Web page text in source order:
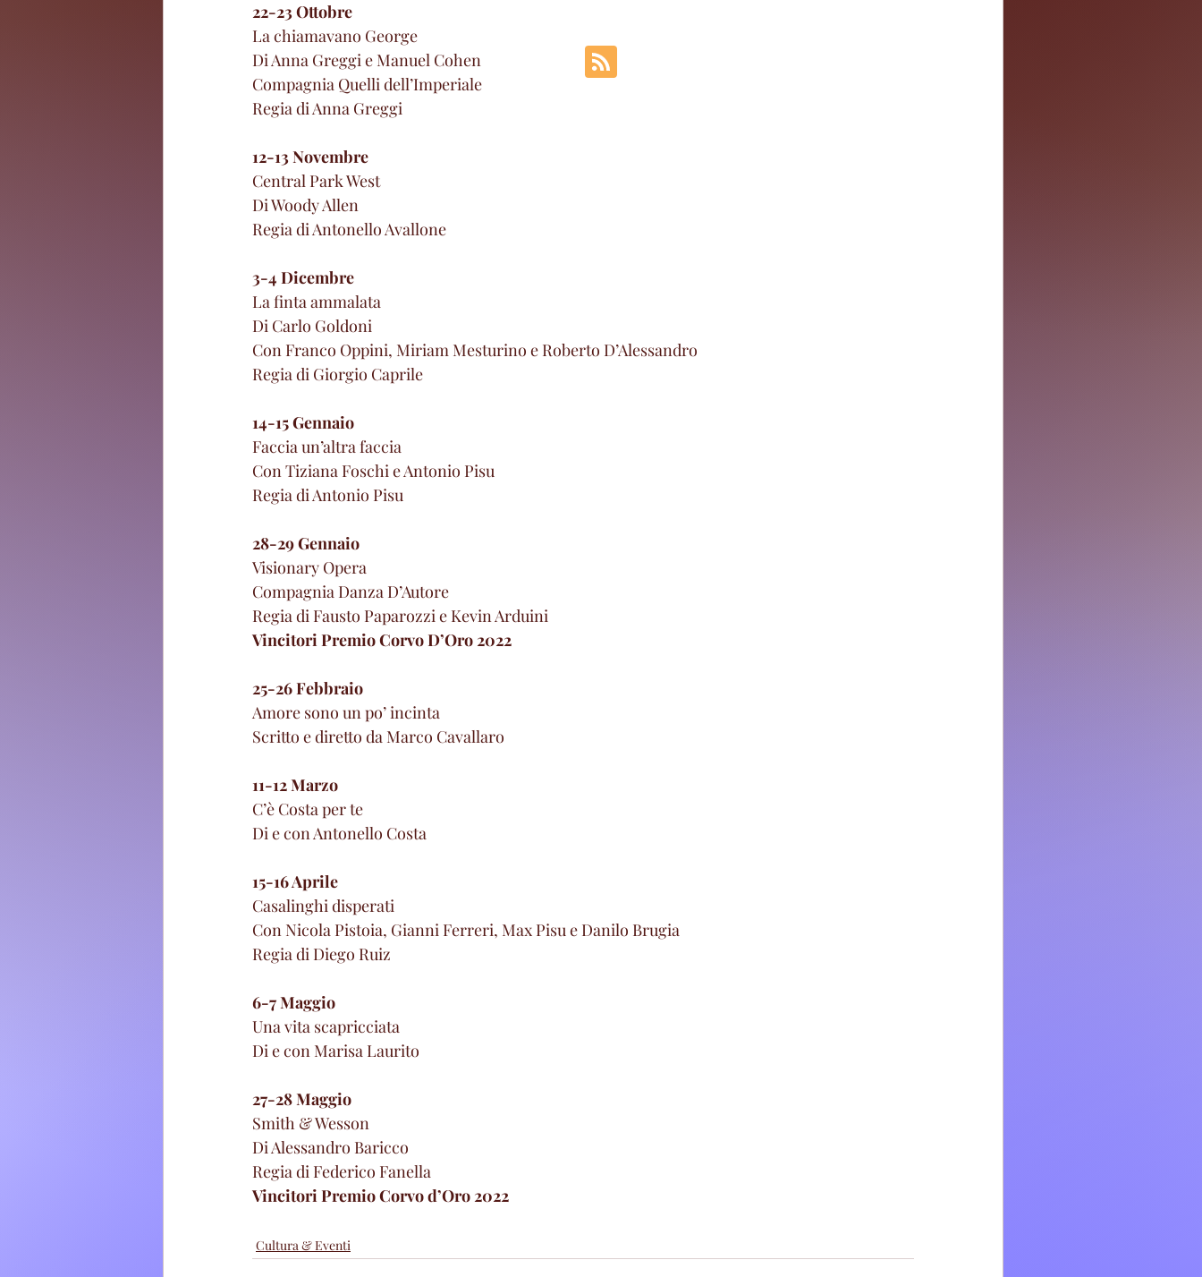
22-23 Ottobre
La chiamavano George
Di Anna Greggi e Manuel Cohen
Compagnia Quelli dell’Imperiale
Regia di Anna Greggi
12-13 Novembre
Central Park West
Di Woody Allen
Regia di Antonello Avallone
3-4 Dicembre
La finta ammalata
Di Carlo Goldoni
Con Franco Oppini, Miriam Mesturino e Roberto D’Alessandro
Regia di Giorgio Caprile
14-15 Gennaio
Faccia un’altra faccia
Con Tiziana Foschi e Antonio Pisu
Regia di Antonio Pisu
28-29 Gennaio
Visionary Opera
Compagnia Danza D’Autore
Regia di Fausto Paparozzi e Kevin Arduini
Vincitori Premio Corvo D’Oro 2022
25-26 Febbraio
Amore sono un po’ incinta
Scritto e diretto da Marco Cavallaro
11-12 Marzo
C’è Costa per te
Di e con Antonello Costa
15-16 Aprile
Casalinghi disperati
Con Nicola Pistoia, Gianni Ferreri, Max Pisu e Danilo Brugia
Regia di Diego Ruiz
6-7 Maggio
Una vita scapricciata
Di e con Marisa Laurito
27-28 Maggio
Smith & Wesson
Di Alessandro Baricco
Regia di Federico Fanella
Vincitori Premio Corvo d’Oro 2022
Cultura & Eventi